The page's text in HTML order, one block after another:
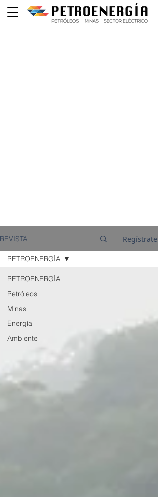
REVISTA Regístrate
PETROENERGÍA
Petróleos
Minas
Energía
Ambiente
PETROENERGÍA